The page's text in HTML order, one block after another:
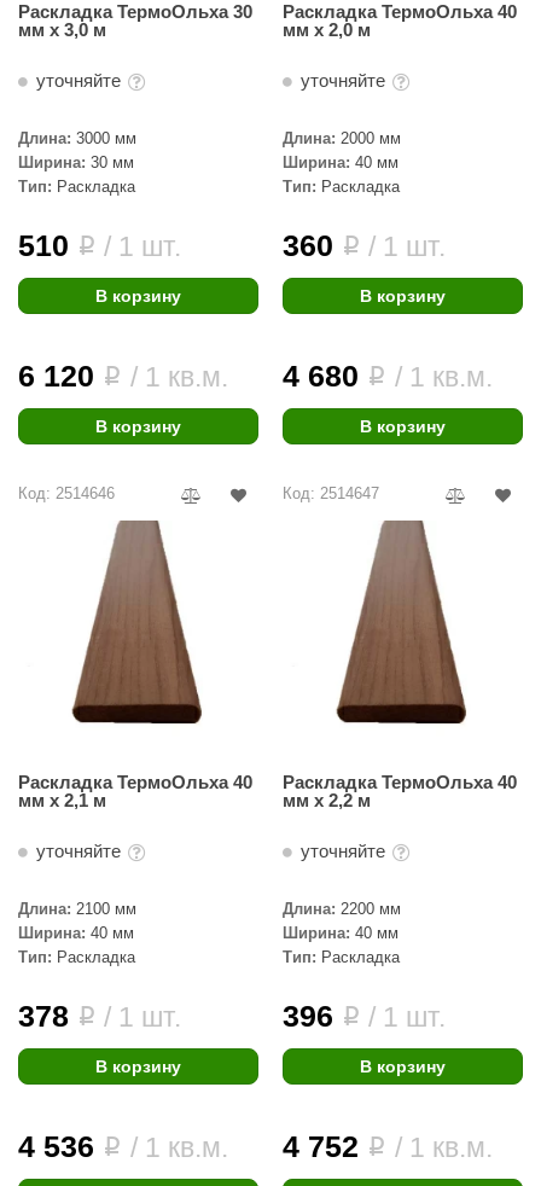
KERN
Snow
Sauna
Раскладка ТермоОльха 30
мм х 3,0 м
уточняйте
Длина: 3000 мм
Ширина: 30 мм
Тип: Раскладка
510 i / 1 шт.
В корзину
6 120 i / 1 кв.м.
В корзину
Раскладка ТермоОльха 40
мм х 2,0 м
уточняйте
Длина: 2000 мм
Ширина: 40 мм
Тип: Раскладка
360 i / 1 шт.
В корзину
4 680 i / 1 кв.м.
В корзину
Код: 2514646
Раскладка ТермоОльха 40
мм х 2,1 м
уточняйте
Длина: 2100 мм
Ширина: 40 мм
Тип: Раскладка
378 i / 1 шт.
В корзину
4 536 i / 1 кв.м.
Код: 2514647
Раскладка ТермоОльха 40
мм х 2,2 м
уточняйте
Длина: 2200 мм
Ширина: 40 мм
Тип: Раскладка
396 i / 1 шт.
В корзину
4 752 i / 1 кв.м.